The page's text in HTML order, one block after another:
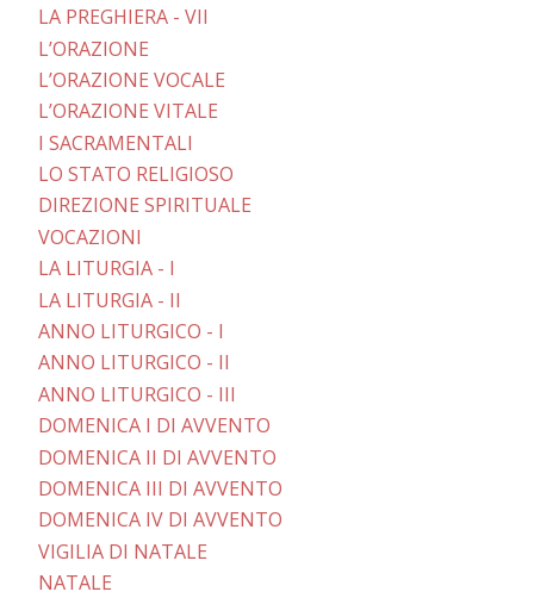
LA PREGHIERA - VII
L’ORAZIONE
L’ORAZIONE VOCALE
L’ORAZIONE VITALE
I SACRAMENTALI
LO STATO RELIGIOSO
DIREZIONE SPIRITUALE
VOCAZIONI
LA LITURGIA - I
LA LITURGIA - II
ANNO LITURGICO - I
ANNO LITURGICO - II
ANNO LITURGICO - III
DOMENICA I DI AVVENTO
DOMENICA II DI AVVENTO
DOMENICA III DI AVVENTO
DOMENICA IV DI AVVENTO
VIGILIA DI NATALE
NATALE